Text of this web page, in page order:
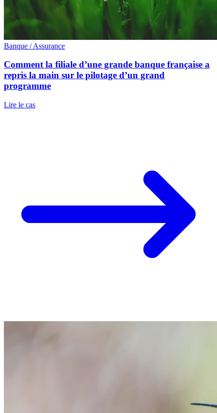
Banque / Assurance
Comment la filiale d’une grande banque française a
repris la main sur le pilotage d’un grand
programme
Lire le cas